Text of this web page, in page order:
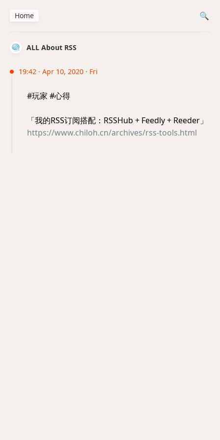
ALL About RSS
19:42 · Apr 10, 2020 · Fri
#玩家 #心得
「我的RSS订阅搭配：RSSHub + Feedly + Reeder」
https://www.chiloh.cn/archives/rss-tools.html
Home